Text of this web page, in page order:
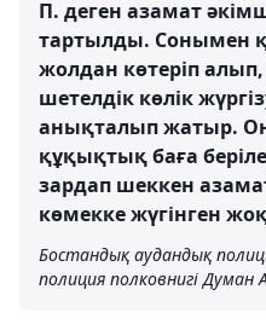
П. деген азамат
тартылды. Сонымен
жолдан көтеріп
шетелдік көлік
анықталып жатыр.
құқықтық баға
зардап шеккен
көмекке жүгінген
Бостандық аудандық
полиция полковнигі Думан